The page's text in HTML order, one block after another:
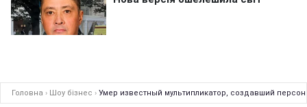
Головна › Шоу бізнес › Умер известный мультипликатор, создавший